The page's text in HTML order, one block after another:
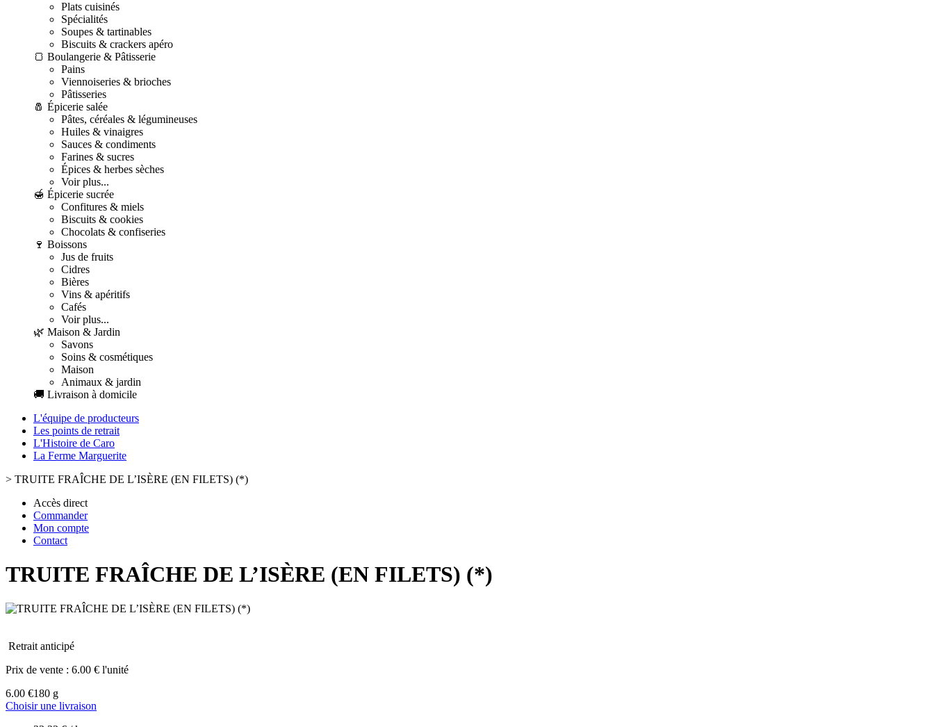
Plats cuisinés
Spécialités
Soupes & tartinables
Biscuits & crackers apéro
🍞 Boulangerie & Pâtisserie
Pains
Viennoiseries & brioches
Pâtisseries
🧂 Épicerie salée
Pâtes, céréales & légumineuses
Huiles & vinaigres
Sauces & condiments
Farines & sucres
Épices & herbes sèches
Voir plus...
🍯 Épicerie sucrée
Confitures & miels
Biscuits & cookies
Chocolats & confiseries
🍷 Boissons
Jus de fruits
Cidres
Bières
Vins & apéritifs
Cafés
Voir plus...
🌿 Maison & Jardin
Savons
Soins & cosmétiques
Maison
Animaux & jardin
🚚 Livraison à domicile
L'équipe de producteurs
Les points de retrait
L'Histoire de Caro
La Ferme Marguerite
> TRUITE FRAÎCHE DE L’ISÈRE (EN FILETS) (*)
Accès direct
Commander
Mon compte
Contact
TRUITE FRAÎCHE DE L’ISÈRE (EN FILETS) (*)
Retrait anticipé
Prix de vente : 6.00 € l'unité
6.00 €180 g
Choisir une livraison